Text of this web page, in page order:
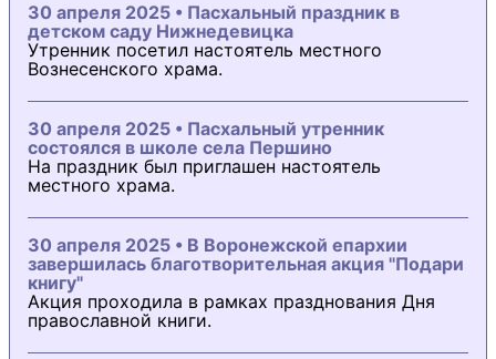
30 апреля 2025 • Пасхальный праздник в
детском саду Нижнедевицка
Утренник посетил настоятель местного
Вознесенского храма.
30 апреля 2025 • Пасхальный утренник
состоялся в школе села Першино
На праздник был приглашен настоятель
местного храма.
30 апреля 2025 • В Воронежской епархии
завершилась благотворительная акция "Подари
книгу"
Акция проходила в рамках празднования Дня
православной книги.